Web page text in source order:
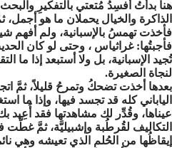
هنا بدأتُ أُفسِدُ مُتعتي بالتفكيرِ
الذاكرة والخيال يحملان ما هو
فأخذت تهمسُ بالإسبانية، ولم أفهم
فأجبتُها: غراثياس ، وحتى لو كان
تُجيد الإسبانية، بل ولا أستبعد إذا ما
لنجاة الصغيرة.
بعدها أخذت تضحكُ وتمرحُ قليلاً، ثمَّ
الياباني كله قد تجسد فيها، وإذا ما
عيناها، وقُدِّر لك مشاهدتها فقد
التكاليف لقُرطُبة وإشبيليَّة، ثمَّ
إيقاظُها من الحُلمِ الذي تعيشه وهي